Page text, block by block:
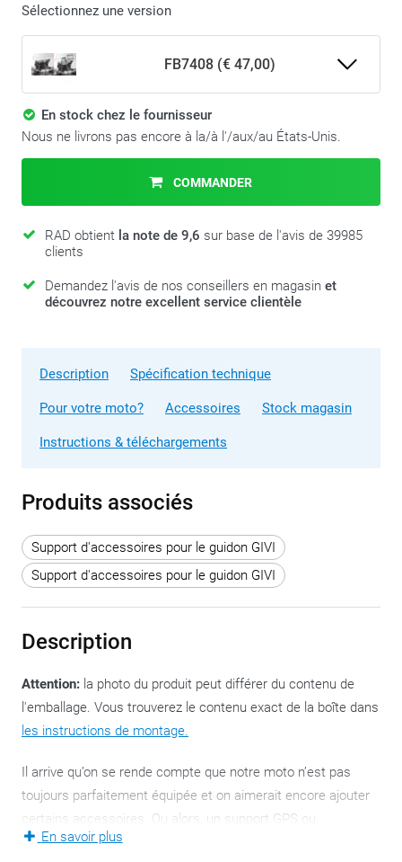
Sélectionnez une version
FB7408 (€ 47,00)
En stock chez le fournisseur
Nous ne livrons pas encore à la/à l'/aux/au États-Unis.
COMMANDER
RAD obtient la note de 9,6 sur base de l'avis de 39985
clients
Demandez l'avis de nos conseillers en magasin et
découvrez notre excellent service clientèle
Description Spécification technique
Pour votre moto? Accessoires Stock magasin
Instructions & téléchargements
Produits associés
Support d'accessoires pour le guidon GIVI
Support d'accessoires pour le guidon GIVI
Description
Attention: la photo du produit peut différer du contenu de
l'emballage. Vous trouverez le contenu exact de la boîte dans
les instructions de montage.
Il arrive qu’on se rende compte que notre moto n’est pas
toujours parfaitement équipée et on aimerait encore ajouter
certains accessoires. Ou alors, un support GPS ou
smartphone doit être remplacé plus rapidement que la moto
En savoir plus